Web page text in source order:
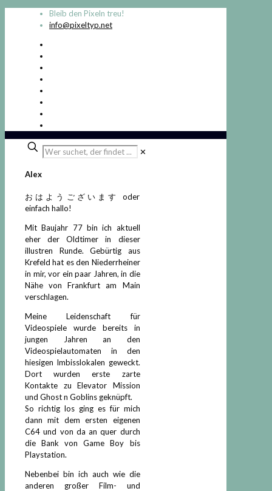
Bleib den Pixeln treu!
info@pixeltyp.net
Wer
suchet,
✕
Alex
おはようございます oder
einfach hallo!
Mit Baujahr 77 bin ich aktuell
eher der Oldtimer in dieser
illustren Runde. Gebürtig aus
Krefeld hat es den Niederrheiner
in mir, vor ein paar Jahren, in die
Nähe von Frankfurt am Main
verschlagen.
Meine Leidenschaft für
Videospiele wurde bereits in
jungen Jahren an den
Videospielautomaten in den
hiesigen Imbisslokalen geweckt.
Dort wurden erste zarte
Kontakte zu Elevator Mission
und Ghost n Goblins geknüpft.
So richtig los ging es für mich
dann mit dem ersten eigenen
C64 und von da an quer durch
die Bank von Game Boy bis
Playstation.
Nebenbei bin ich auch wie die
anderen großer Film- und